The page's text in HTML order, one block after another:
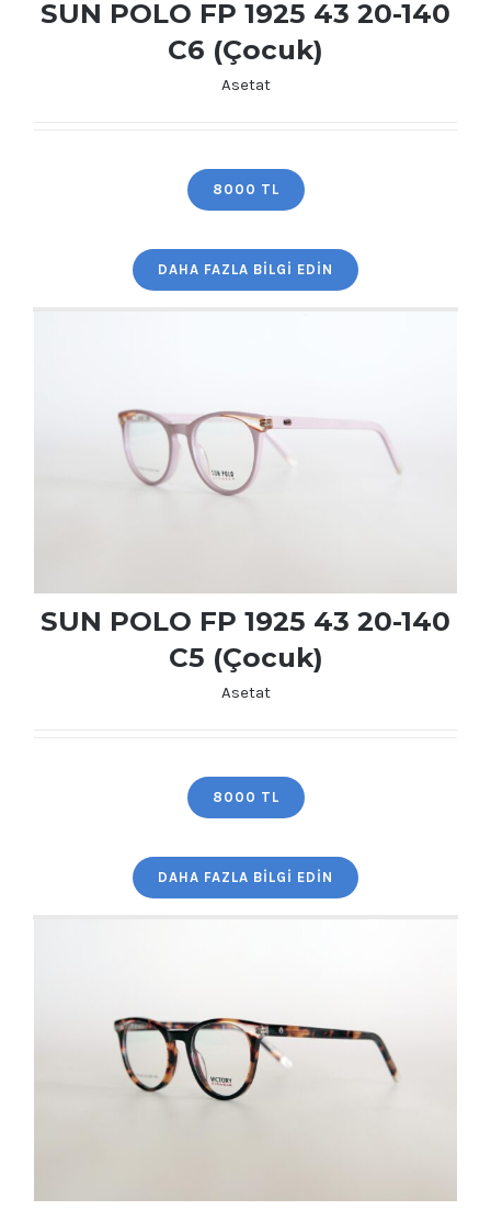
SUN POLO FP 1925 43 20-140
C6 (Çocuk)
Asetat
8000 TL
DAHA FAZLA BILGI EDIN
SUN POLO FP 1925 43 20-140
C5 (Çocuk)
Asetat
8000 TL
DAHA FAZLA BILGI EDIN